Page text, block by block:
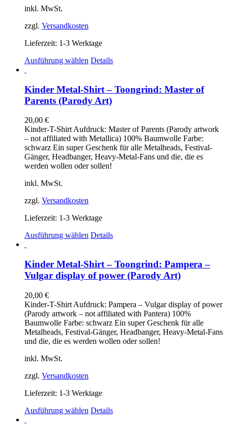
inkl. MwSt.
zzgl. Versandkosten
Lieferzeit: 1-3 Werktage
Ausführung wählen Dieses
mehrere
Varianten
auf.
können
auf
der
Produktseite
gewählt
Details
Kinder Metal-Shirt – Toongrind: Master of
Parents (Parody Art)
20,00 €
Kinder-T-Shirt Aufdruck: Master of Parents (Parody artwork
– not affiliated with Metallica) 100% Baumwolle Farbe:
schwarz Ein super Geschenk für alle Metalheads, Festival-
Gänger, Headbanger, Heavy-Metal-Fans und die, die es
werden wollen oder sollen!
inkl. MwSt.
zzgl. Versandkosten
Lieferzeit: 1-3 Werktage
Ausführung wählen Dieses
mehrere
Varianten
auf.
können
auf
der
Produktseite
gewählt
Details
Kinder Metal-Shirt – Toongrind: Pampera –
Vulgar display of power (Parody Art)
20,00 €
Kinder-T-Shirt Aufdruck: Pampera – Vulgar display of power
(Parody artwork – not affiliated with Pantera) 100%
Baumwolle Farbe: schwarz Ein super Geschenk für alle
Metalheads, Festival-Gänger, Headbanger, Heavy-Metal-Fans
und die, die es werden wollen oder sollen!
inkl. MwSt.
zzgl. Versandkosten
Lieferzeit: 1-3 Werktage
Ausführung wählen Dieses
Details